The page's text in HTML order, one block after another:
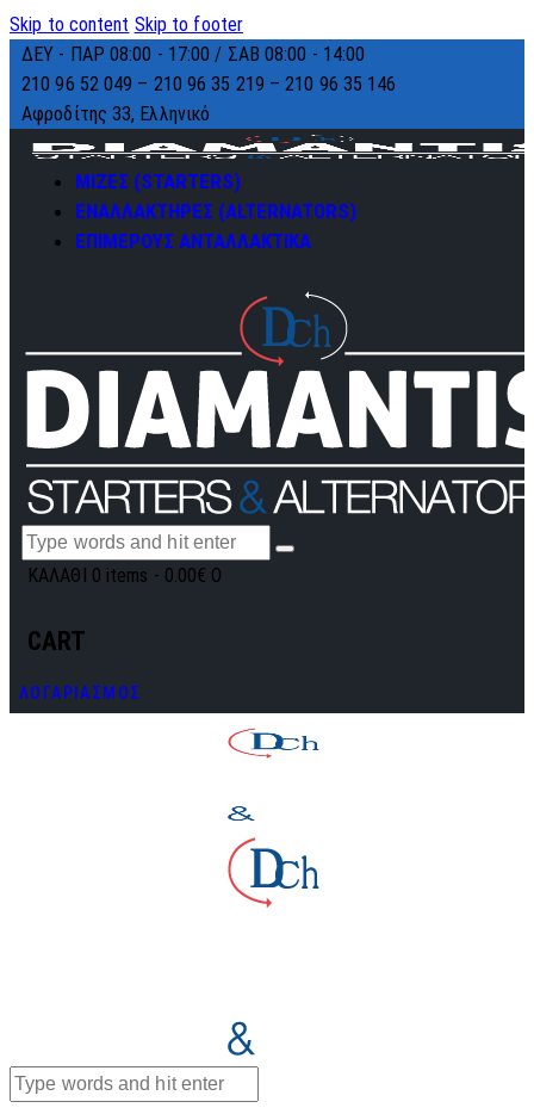
Skip to content Skip to footer
ΔΕΥ - ΠΑΡ 08:00 - 17:00 / ΣΑΒ 08:00 - 14:00
210 96 52 049 – 210 96 35 219 –210 96 35 146
Αφροδίτης 33, Ελληνικό
ΜΙΖΕΣ (STARTERS)
ΕΝΑΛΛΑΚΤΗΡΕΣ (ALTERNATORS)
ΕΠΙΜΕΡΟΥΣ ΑΝΤΑΛΛΑΚΤΙΚΑ
ΚΑΛΑΘΙ 0 items - 0.00€ 0
CART
ΛΟΓΑΡΙΑΣΜΟΣ